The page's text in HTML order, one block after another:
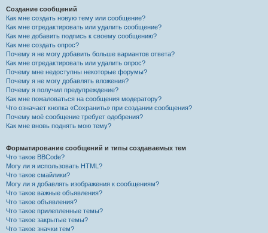
Создание сообщений
Как мне создать новую тему или сообщение?
Как мне отредактировать или удалить сообщение?
Как мне добавить подпись к своему сообщению?
Как мне создать опрос?
Почему я не могу добавить больше вариантов ответа?
Как мне отредактировать или удалить опрос?
Почему мне недоступны некоторые форумы?
Почему я не могу добавлять вложения?
Почему я получил предупреждение?
Как мне пожаловаться на сообщения модератору?
Что означает кнопка «Сохранить» при создании сообщения?
Почему моё сообщение требует одобрения?
Как мне вновь поднять мою тему?
Форматирование сообщений и типы создаваемых тем
Что такое BBCode?
Могу ли я использовать HTML?
Что такое смайлики?
Могу ли я добавлять изображения к сообщениям?
Что такое важные объявления?
Что такое объявления?
Что такое прилепленные темы?
Что такое закрытые темы?
Что такое значки тем?